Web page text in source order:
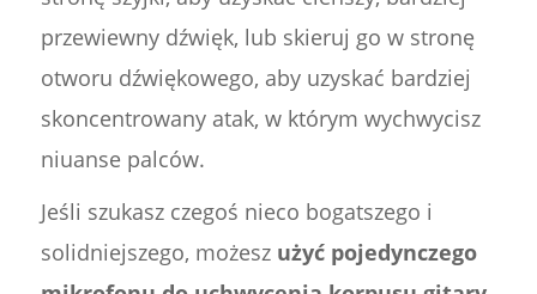
przewiewny dźwięk, lub skieruj go w stronę
otworu dźwiękowego, aby uzyskać bardziej
skoncentrowany atak, w którym wychwycisz
niuanse palców.
Jeśli szukasz czegoś nieco bogatszego i
solidniejszego, możesz użyć pojedynczego